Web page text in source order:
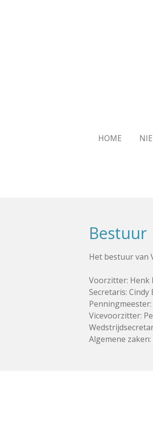
HOME
Bestuur
Het bestuur van
Voorzitter: Henk
Secretaris: Cindy
Vicevoorzitter:
Algemene